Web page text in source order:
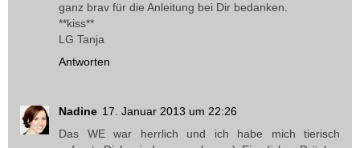
ganz brav für die Anleitung bei Dir bedanken.
**kiss**
LG Tanja
Antworten
Nadine 17. Januar 2013 um 22:26
Das WE war herrlich und ich habe mich tierisch